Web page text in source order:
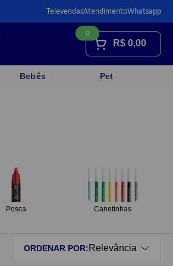
TelevendasAtendimentoWhatsapp
R$ 0,00
0
Bebês Pet
Posca Canetinhas
ORDENAR POR Relevância